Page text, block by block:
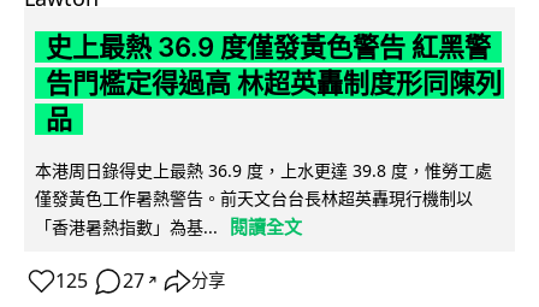
史上最熱 36.9 度僅發黃色警告 紅黑警
告門檻定得過高 林超英轟制度形同陳列
品
本港周日錄得史上最熱 36.9 度，上水更達 39.8 度，惟勞工處
僅發黃色工作暑熱警告。前天文台台長林超英轟現行機制以
「香港暑熱指數」為基...
閱讀全文
125 27 ↗ 分享